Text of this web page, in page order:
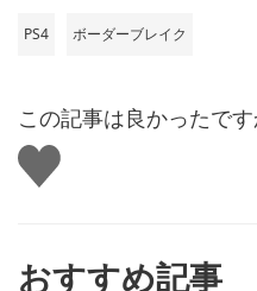
PS4 ボーダーブレイク
この記事は良かったです
い
い
おすすめ記事